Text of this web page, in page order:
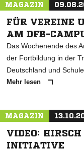
MAGAZIN
FÜR VEREINE
AM DFB-
Das Wochenende des
der Fortbildung in der
Deutschland und
Mehr lesen
MAGAZIN
VIDEO:
INITIATIVE